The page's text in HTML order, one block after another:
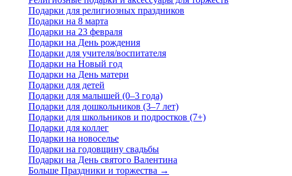
Подарки для религиозных праздников
Подарки на 8 марта
Подарки на 23 февраля
Подарки на День рождения
Подарки для учителя/воспитателя
Подарки на Новый год
Подарки на День матери
Подарки для детей
Подарки для малышей (0–3 года)
Подарки для дошкольников (3–7 лет)
Подарки для школьников и подростков (7+)
Подарки для коллег
Подарки на новоселье
Подарки на годовщину свадьбы
Подарки на День святого Валентина
Больше Праздники и торжества →